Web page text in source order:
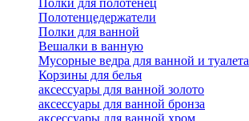
Полки для полотенец
Полотенцедержатели
Полки для ванной
Вешалки в ванную
Мусорные ведра для ванной и туалета
Корзины для белья
аксессуары для ванной золото
аксессуары для ванной бронза
аксессуары для ванной хром